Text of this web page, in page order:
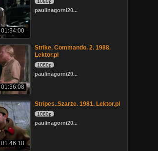
01:34:00
1080p
paulinagorni20...
01:36:08
Strike. Commando. 2. 1988.
Lektor.pl
1080p
paulinagorni20...
01:46:18
Stripes..Szarże. 1981. Lektor.pl
1080p
paulinagorni20...